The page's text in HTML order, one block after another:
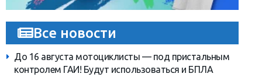
Все новости
До 16 августа мотоциклисты — под пристальным
контролем ГАИ! Будут использоваться и БПЛА